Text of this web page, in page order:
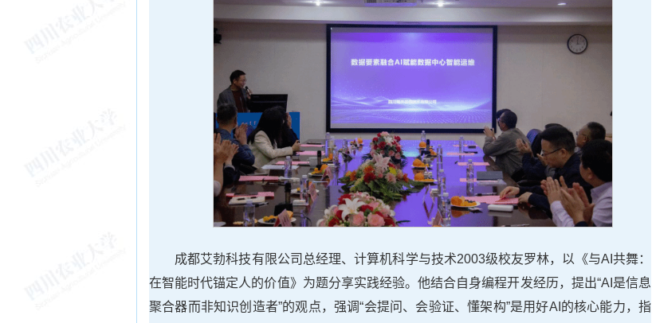
成都艾勃科技有限公司总经理、计算机科学与技术2003级校友罗林，以《与AI共舞：
在智能时代锚定人的价值》为题分享实践经验。他结合自身编程开发经历，提出“AI是信息
聚合器而非知识创造者”的观点，强调“会提问、会验证、懂架构”是用好AI的核心能力，指